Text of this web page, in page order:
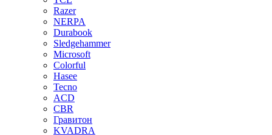
Razer
NERPA
Durabook
Sledgehammer
Microsoft
Colorful
Hasee
Tecno
ACD
CBR
Гравитон
KVADRA